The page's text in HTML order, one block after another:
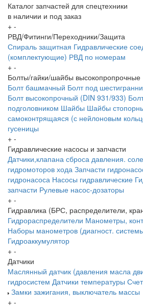
Каталог запчастей для спецтехники
в наличии и под заказ
+ -
РВД/Фитинги/Переходники/Защита
Спираль защитная Гидравлические
(комплектующие) РВД по номерам
+ -
Болты/гайки/шайбы высокопропрочные
Болт башмачный Болт под
Болт высокопрочный (DIN 931/933)
подголовником Шайбы Шайбы
самоконтрящаяся (с нейлоновым
гусеницы
+ -
Гидравлические насосы и запчасти
Датчики,клапана сброса давления.
гидромоторов хода Запчасти
гидронасоса Насосы гидравлические
запчасти Рулевые насос-дозаторы
+ -
Гидравлика (БРС, распределители,
Гидрораспределители Манометры,
Наборы манометров (диагност.
Гидроаккумулятор
+ -
Датчики
Маслянный датчик (давления масла
гидросистем Датчики температуры
Замки зажигания, выключатель массы
+ -